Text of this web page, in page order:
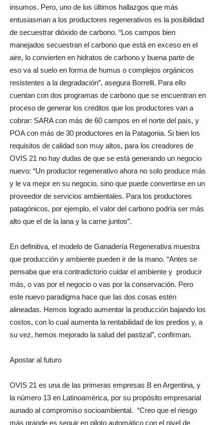
alta densidad nutricional y la reducción de la dependencia de
insumos. Pero, uno de los últimos hallazgos que más
entusiasman a los productores regenerativos es la posibilidad
de secuestrar dióxido de carbono. “Los campos bien
manejados secuestran el carbono que está en exceso en el
aire, lo convierten en hidratos de carbono y buena parte de
eso va al suelo en forma de humus o complejos orgánicos
resistentes a la degradación”, asegura Borrelli. Para ello
cuentan con dos programas de carbono que se encuentran en
proceso de generar los créditos que los productores van a
cobrar: SARA con más de 60 campos en el norte del país, y
POA con más de 30 productores en la Patagonia. Si bien los
requisitos de calidad son muy altos, para los creadores de
OVIS 21 no hay dudas de que se está generando un negocio
nuevo: “Un productor regenerativo ahora no solo produce más
y le va mejor en su negocio, sino que puede convertirse en un
proveedor de servicios ambientales. Para los productores
patagónicos, por ejemplo, el valor del carbono podría ser más
En definitiva, el modelo de Ganadería Regenerativa muestra
que producción y ambiente pueden ir de la mano. “Antes se
pensaba que era contradictorio cuidar el ambiente y producir
más, o vas por el negocio o vas por la conservación. Pero
este nuevo paradigma hace que las dos cosas estén
alineadas. Hemos logrado aumentar la producción bajando los
costos, con lo cual aumenta la rentabilidad de los predios y, a
OVIS 21 es una de las primeras empresas B en Argentina, y
la número 13 en Latinoamérica, por su propósito empresarial
aunado al compromiso socioambiental. “Creo que el riesgo